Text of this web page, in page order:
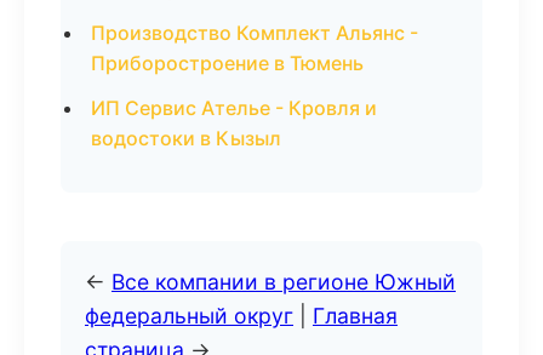
Производство Комплект Альянс -
Приборостроение в Тюмень
ИП Сервис Ателье - Кровля и
водостоки в Кызыл
← Все компании в регионе Южный
федеральный округ
Главная
страница →